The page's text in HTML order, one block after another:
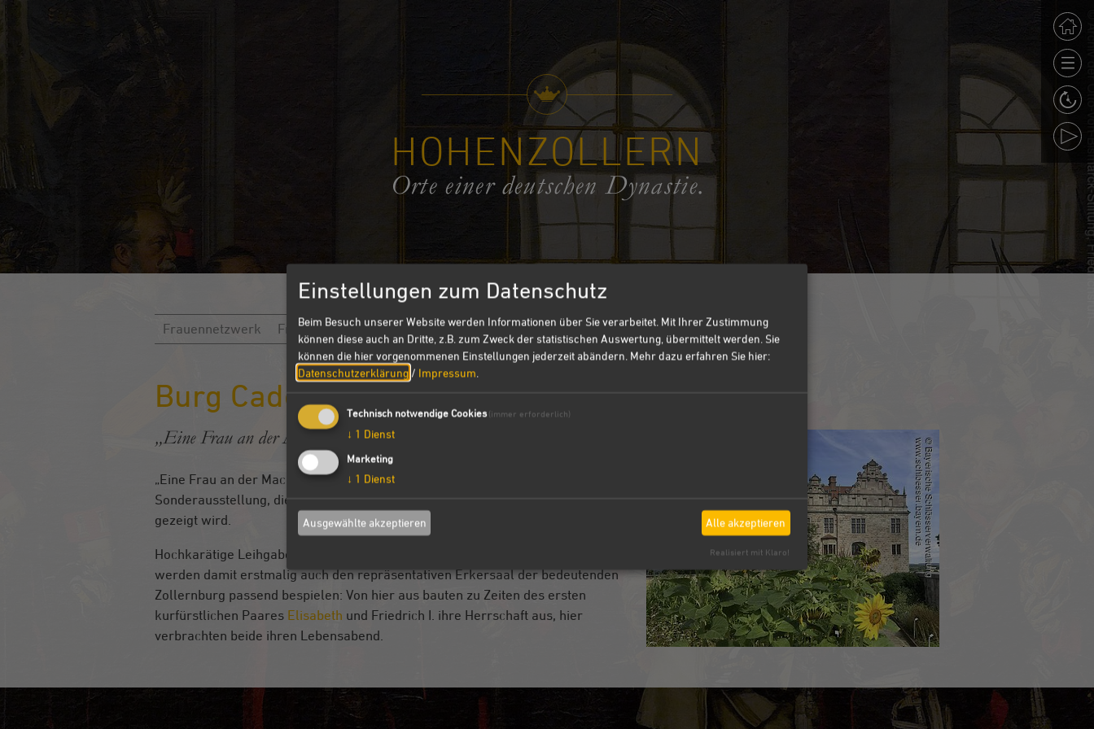
HOHENZOLLERN
Orte einer deutschen Dynastie.
Frauennetzwerk Frauen der Hohenzollern Ausstellungsorte Themen
Burg Cadolzburg
„Eine Frau an der Macht. Elisabeth von Bayern (1383-1442)“
„Eine Frau an der Macht. Elisabeth von Bayern (1383-1442)“ ist das Thema der
Sonderausstellung, die auf der Cadolzburg vom 31. Juli bis 19. Oktober 2025
gezeigt wird.
Hochkarätige Leihgaben und eine abwechslungsreiche Art der Präsentation
werden damit erstmalig auch den repräsentativen Erkersaal der bedeutenden
Zollernburg passend bespielen: Von hier aus bauten zu Zeiten des ersten
kurfürstlichen Paares Elisabeth und Friedrich I. ihre Herrschaft aus, hier
verbrachten beide ihren Lebensabend.
Einstellungen zum Datenschutz
Beim Besuch unserer Website werden Informationen über Sie verarbeitet. Mit Ihrer Zustimmung
können diese auch an Dritte, z.B. zum Zweck der statistischen Auswertung, übermittelt werden. Sie
können die hier vorgenommenen Einstellungen jederzeit abändern. Mehr dazu erfahren Sie hier:
Datenschutzerklärung / Impressum
Technisch notwendige Cookies (immer erforderlich)
↓ 1 Dienst
Marketing
↓ 1 Dienst
Ausgewählte akzeptieren Alle akzeptieren
Realisiert mit Klaro!